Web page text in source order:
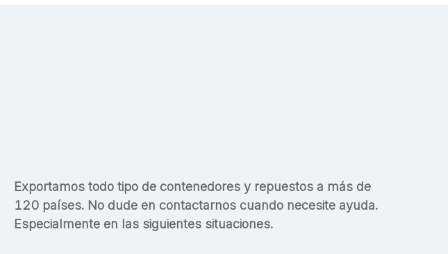
Exportamos todo tipo de contenedores y repuestos a más de
120 países. No dude en contactarnos cuando necesite ayuda.
Especialmente en las siguientes situaciones.